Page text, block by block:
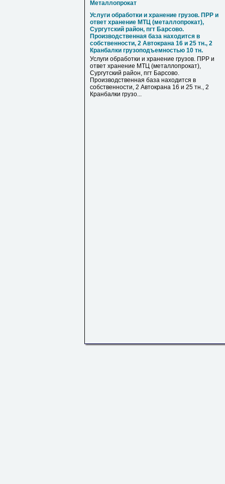
Металлопрокат
Услуги обработки и хранение грузов. ПРР и
ответ хранение МТЦ (металлопрокат),
Сургутский район, пгт Барсово.
Производственная база находится в
собственности, 2 Автокрана 16 и 25 тн., 2
Кранбалки грузоподъемностью 10 тн.
Услуги обработки и хранение грузов. ПРР и
ответ хранение МТЦ (металлопрокат),
Сургутский район, пгт Барсово.
Производственная база находится в
собственности, 2 Автокрана 16 и 25 тн., 2
Кранбалки грузо...